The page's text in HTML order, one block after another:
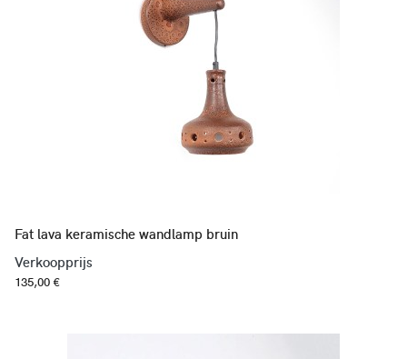
Fat lava keramische wandlamp bruin
Verkoopprijs
135,00 €